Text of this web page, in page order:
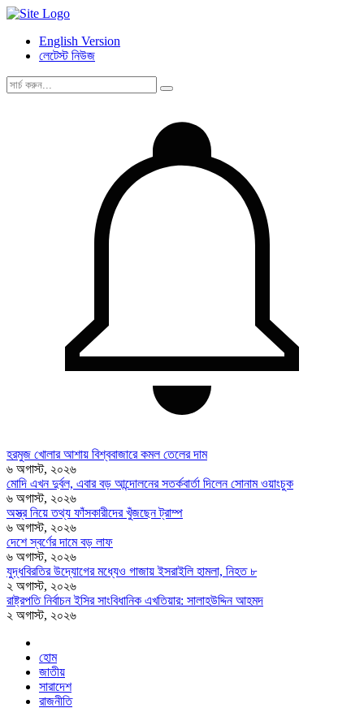
English Version
লেটেস্ট নিউজ
হরমুজ খোলার আশায় বিশ্ববাজারে কমল তেলের দাম
৬ অগাস্ট, ২০২৬
মোদি এখন দুর্বল, এবার বড় আন্দোলনের সতর্কবার্তা দিলেন সোনাম ওয়াংচুক
৬ অগাস্ট, ২০২৬
অস্ত্র নিয়ে তথ্য ফাঁসকারীদের খুঁজছেন ট্রাম্প
৬ অগাস্ট, ২০২৬
দেশে স্বর্ণের দামে বড় লাফ
৬ অগাস্ট, ২০২৬
যুদ্ধবিরতির উদ্যোগের মধ্যেও গাজায় ইসরাইলি হামলা, নিহত ৮
২ অগাস্ট, ২০২৬
রাষ্ট্রপতি নির্বাচন ইসির সাংবিধানিক এখতিয়ার: সালাহউদ্দিন আহমদ
২ অগাস্ট, ২০২৬
হোম
জাতীয়
সারাদেশ
রাজনীতি